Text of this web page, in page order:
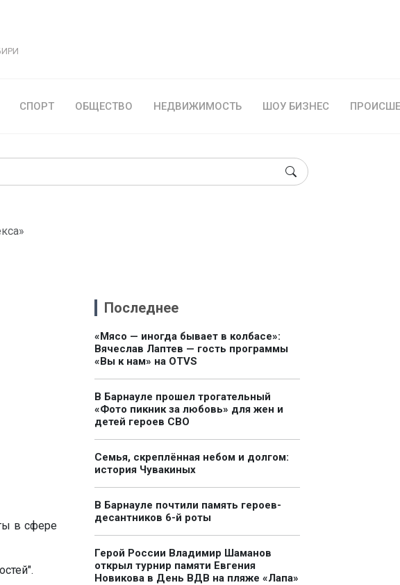
СПОРТ ОБЩЕСТВО НЕДВИЖИМОСТЬ ШОУ БИЗНЕС
в сфере
Последнее
«Мясо — иногда бывает в колбасе»:
Вячеслав Лаптев — гость программы
«Вы к нам» на OTVS
В Барнауле прошел трогательный
«Фото пикник за любовь» для жен и
детей героев СВО
Семья, скреплённая небом и долгом:
история Чувакиных
В Барнауле почтили память героев-
десантников 6-й роты
Герой России Владимир Шаманов
открыл турнир памяти Евгения
Новикова в День ВДВ на пляже «Лапа»